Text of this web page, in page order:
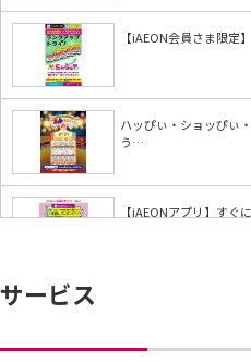
【iAEON会員さま限定
ハッぴぃ・ショッぴぃ
う…
【iAEONアプリ】すぐ
サービス